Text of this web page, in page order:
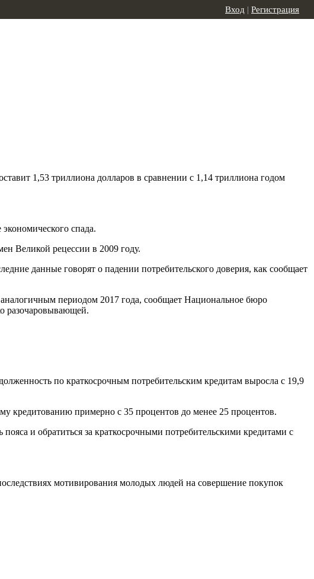
Вход | Регистрация
1,53 триллиона долларов в сравнении с 1,14 триллиона годом
спада.
Великой рецессии в 2009 году.
данные говорят о падении потребительского доверия, как сообщает
периодом 2017 года, сообщает Национальное бюро
разочаровывающей.
по краткосрочным потребительским кредитам выросла с 19,9
кредитованию примерно с 35 процентов до менее 25 процентов.
и обратиться за краткосрочными потребительскими кредитами с
мотивирования молодых людей на совершение покупок